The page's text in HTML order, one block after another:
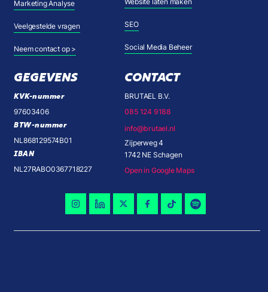
Marketing Analyse
Veelgestelde vragen
Neem contact op >
SEO
Social Media Beheer
GEGEVENS
KVK-nummer
97603406
BTW-nummer
NL868129574B01
IBAN
NL27RABO0367718227
CONTACT
BRUTAEL B.V.
085 124 9188
info@brutael.nl
Zijperweg 4
1742 NE Schagen
Open in Google Maps